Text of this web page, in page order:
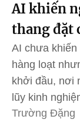
AI khiến
thang đặt
AI chưa
hàng loạt
khởi đầu, nơi
lũy kinh
Trường Đặng